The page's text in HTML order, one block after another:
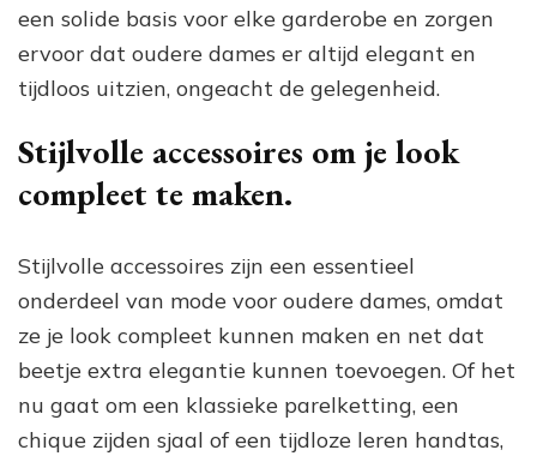
een solide basis voor elke garderobe en zorgen
ervoor dat oudere dames er altijd elegant en
tijdloos uitzien, ongeacht de gelegenheid.
Stijlvolle accessoires om je look
compleet te maken.
Stijlvolle accessoires zijn een essentieel
onderdeel van mode voor oudere dames, omdat
ze je look compleet kunnen maken en net dat
beetje extra elegantie kunnen toevoegen. Of het
nu gaat om een klassieke parelketting, een
chique zijden sjaal of een tijdloze leren handtas,